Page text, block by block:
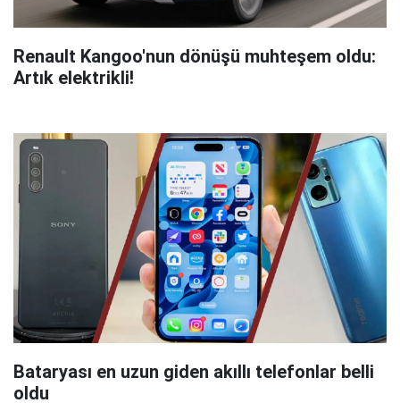
Renault Kangoo'nun dönüşü muhteşem oldu:
Artık elektrikli!
Bataryası en uzun giden akıllı telefonlar belli
oldu